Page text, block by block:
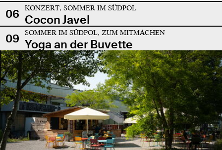
06 KONZERT, SOMMER IM SÜDPOL
Cocon Javel
09
SOMMER IM SÜDPOL, ZUM MITMACHEN
Yoga an der Buvette